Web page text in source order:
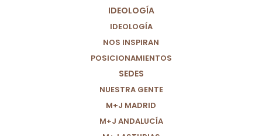
IDEOLOGÍA
IDEOLOGÍA
NOS INSPIRAN
POSICIONAMIENTOS
SEDES
NUESTRA GENTE
M+J MADRID
M+J ANDALUCÍA
Mundial